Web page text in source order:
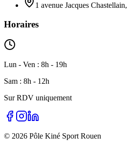
1 avenue Jacques
Horaires
Lun - Ven : 8h - 19h
Sam : 8h - 12h
Sur RDV uniquement
© 2026 Pôle Kiné Sport Rouen